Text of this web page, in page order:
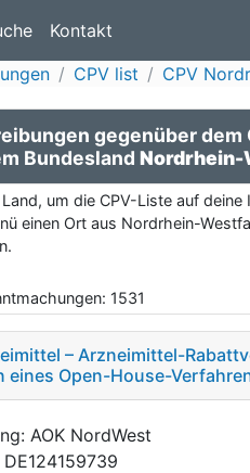
Kontakt
CPV list CPV
gegenüber
Bundesland Nordrhein-
um die CPV-Liste auf
einen Ort aus Nordrhein-
1531
– Arzneimittel-
eines Open-House-
AOK NordWest